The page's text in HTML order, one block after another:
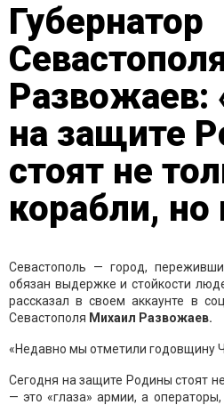
Губернатор
Развожаев:
на защите
стоят не
корабли,
Севастополь — город,
обязан выдержке и стойкости
рассказал в своем аккаунте в
Севастополя Михаил Развожаев.
«Недавно мы отметили годовщину
Сегодня на защите Родины стоят
— это «глаза» армии, а